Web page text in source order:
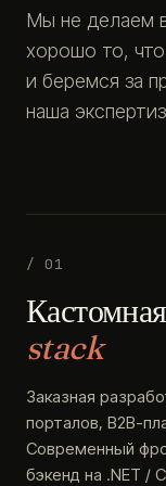
Мы не делаем
хорошо то,
и беремся за
наша
/ 01
stack
Заказная
порталов, B2B-
Современный
бэкенд на .NET /